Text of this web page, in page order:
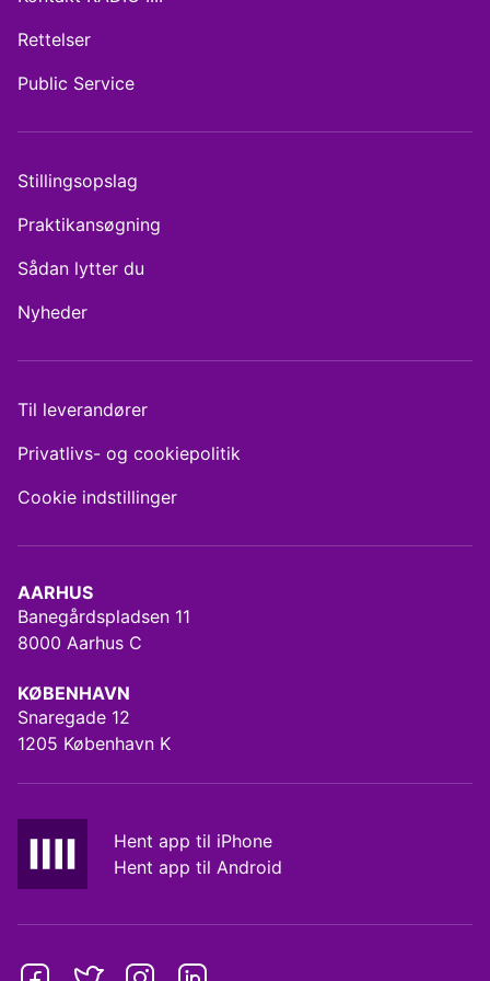
AARHUS
Banegårdspladsen 11
8000 Aarhus C
KØBENHAVN
Snaregade 12
1205 København K
Hent app til iPhone
Hent app til Android
Rettelser
Public Service
Stillingsopslag
Praktikansøgning
Sådan lytter du
Nyheder
Til leverandører
Privatlivs- og cookiepolitik
Cookie indstillinger